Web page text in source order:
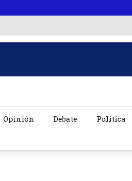
Opinión Debate Política